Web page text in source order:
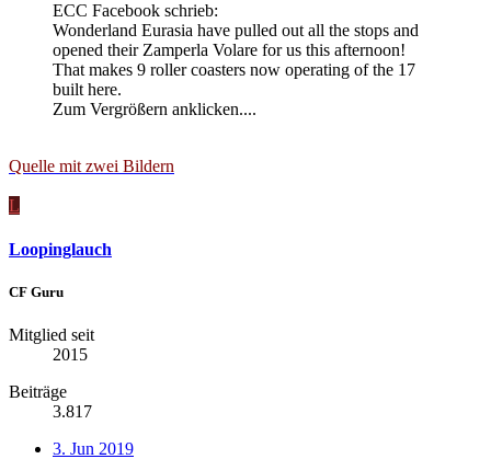
ECC Facebook schrieb:
Wonderland Eurasia have pulled out all the stops and
opened their Zamperla Volare for us this afternoon!
That makes 9 roller coasters now operating of the 17
built here.
Zum Vergrößern anklicken....
Quelle mit zwei Bildern
L
Loopinglauch
CF Guru
Mitglied seit
2015
Beiträge
3.817
3. Jun 2019